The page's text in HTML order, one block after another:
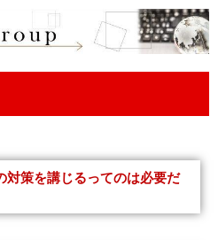
対策を講じるってのは必要だ